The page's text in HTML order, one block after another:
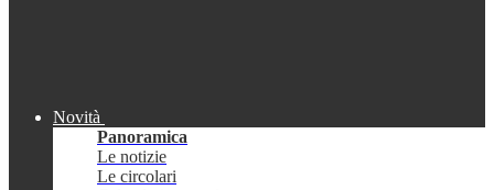
Novità
Panoramica
Le notizie
Le circolari